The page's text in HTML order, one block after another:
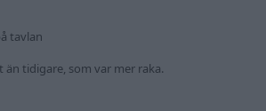
tavlan
än tidigare, som var mer raka.